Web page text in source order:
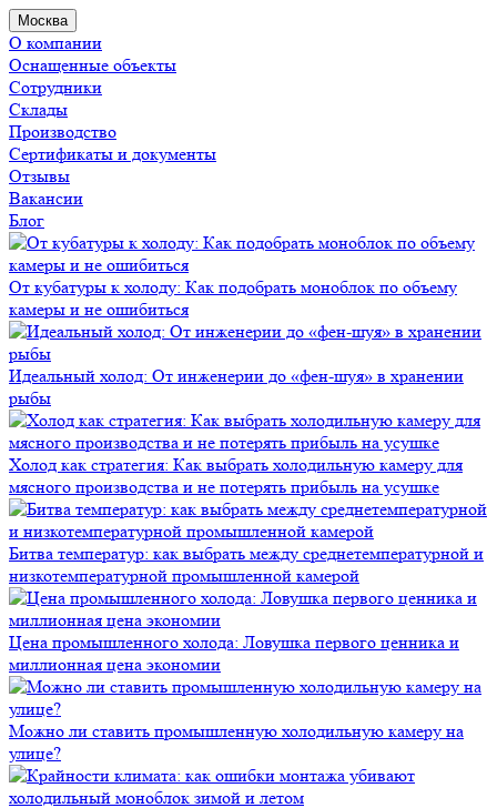
Москва
О компании
Оснащенные объекты
Сотрудники
Склады
Производство
Сертификаты и документы
Отзывы
Вакансии
Блог
От кубатуры к холоду: Как подобрать моноблок по объему
камеры и не ошибиться
Идеальный холод: От инженерии до «фен-шуя» в хранении
рыбы
Холод как стратегия: Как выбрать холодильную камеру для
мясного производства и не потерять прибыль на усушке
Битва температур: как выбрать между среднетемпературной и
низкотемпературной промышленной камерой
Цена промышленного холода: Ловушка первого ценника и
миллионная цена экономии
Можно ли ставить промышленную холодильную камеру на
улице?